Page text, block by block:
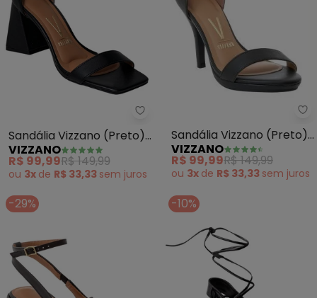
Vizzano - Sandália Vizzano
Sandália Vizzano (Preto)
em Sintético
VIZZANO
R$ 99,99R$ 149,99
ou 3x de R$ 33,33 sem juros
Sandália Vizzano (Preto)
em Sinético
VIZZANO
R$ 99,99R$ 149,99
ou 3x de R$ 33,33 sem juros
-29% -10%